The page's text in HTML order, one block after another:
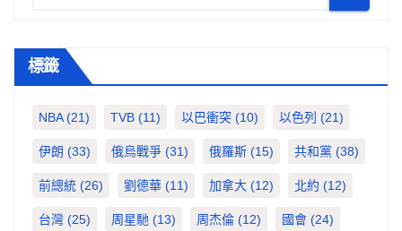
標籤
NBA(21) TVB (11) 以巴衝突 (10) 以色列 (21)
伊朗 (33) 俄烏戰爭 (31) 俄羅斯 (15) 共和黨 (38)
前總統 (26) 劉德華 (11) 加拿大 (12) 北約 (12)
台灣 (25) 周星馳 (13) 周杰倫 (12) 國會 (24)